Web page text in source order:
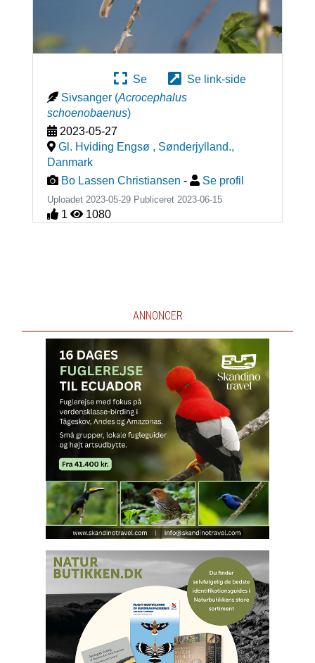
Se
Se link-side
Sivsanger (Acrocephalus
schoenobaenus)
2023-05-27
Gl. Hviding Engsø , Sønderjylland.,
Danmark
Bo Lassen Christiansen - Se profil
Uploadet 2023-05-29 Publiceret 2023-06-15
1 1080
ANNONCER